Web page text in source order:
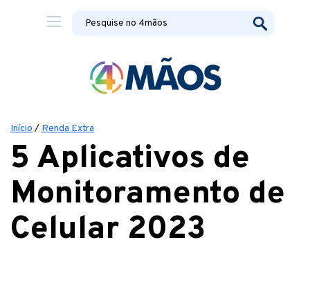
Início / Renda Extra
5 Aplicativos de
Monitoramento de
Celular 2023